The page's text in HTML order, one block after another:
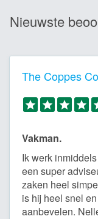
Nieuwste
The Coppes
Vakman.
Ik werk
een super
zaken heel
is hij heel snel
aanbevelen.